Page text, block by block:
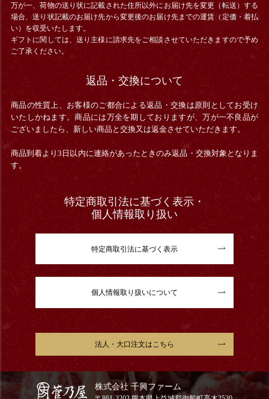
万が一、荷物の送り状に記載された住所以外にお届け先を変更（転送）する
場合、送り状記載のお届け先から変更後のお届け先までの運賃（定価・着払
い）を収受いたします。
ギフトに関しては、送り主様に請求先をご相談させていただきますので予め
ご了承ください。
返品・交換について
商品の性質上、お客様のご都合による返品・交換は原則としてお受け
いたしかねます。商品には万全を期しておりますが、万が一不良品が
ございましたら、新しい商品と交換又は返金させていただきます。
商品到着より3日以内に連絡があったときのみ返品・交換対象となりま
す。
特定商取引法に基づく表示・
個人情報取り扱い
特定商取引法に基づく表示
個人情報取り扱いについて
法人・大口注文はこちら
株式会社 千興ファーム